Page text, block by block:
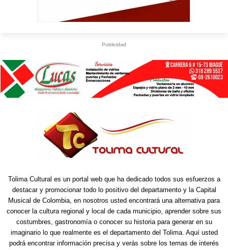
Publicidad
Tolima Cultural es un portal web que ha dedicado todos sus esfuerzos a
destacar y promocionar todo lo positivo del departamento y la Capital
Musical de Colombia, en nosotros usted encontrará una alternativa para
conocer la cultura regional y local de cada municipio, aprender sobre sus
costumbres, gastronomía o conocer su historia para generar en su
imaginario lo que realmente es el departamento del Tolima. Aquí usted
podrá encontrar información precisa y verás sobre los temas de interés